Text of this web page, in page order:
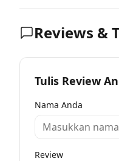
Reviews &
Tulis Review
Nama Anda
Review